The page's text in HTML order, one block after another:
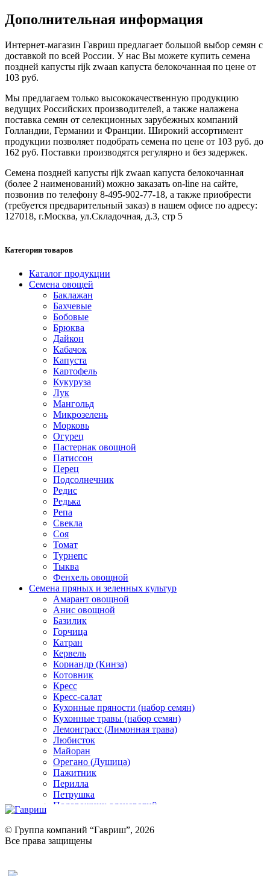
Дополнительная информация
Интернет-магазин Гавриш предлагает большой выбор семян с
доставкой по всей России. У нас Вы можете купить семена
поздней капусты rijk zwaan капуста белокочанная по цене от
103 руб.
Мы предлагаем только высококачественную продукцию
ведущих Российских производителей, а также налажена
поставка семян от селекционных зарубежных компаний
Голландии, Германии и Франции. Широкий ассортимент
продукции позволяет подобрать семена по цене от 103 руб. до
162 руб. Поставки производятся регулярно и без задержек.
Семена поздней капусты rijk zwaan капуста белокочанная
(более 2 наименований) можно заказать on-line на сайте,
позвонив по телефону 8-495-902-77-18, а также приобрести
(требуется предварительный заказ) в нашем офисе по адресу:
127018, г.Москва, ул.Складочная, д.3, стр 5
Категории товаров
Каталог продукции
Семена овощей
Баклажан
Бахчевые
Бобовые
Брюква
Дайкон
Кабачок
Капуста
Картофель
Кукуруза
Лук
Мангольд
Микрозелень
Морковь
Огурец
Пастернак овощной
Патиссон
Перец
Подсолнечник
Редис
Редька
Репа
Свекла
Соя
Томат
Турнепс
Тыква
Фенхель овощной
Семена пряных и зеленных культур
Амарант овощной
Анис овощной
Базилик
Горчица
Катран
Кервель
Кориандр (Кинза)
Котовник
Кресс
Кресс-салат
Кухонные пряности (набор семян)
Кухонные травы (набор семян)
Лемонграсс (Лимонная трава)
Любисток
Майоран
Орегано (Душица)
Пажитник
Перилла
Петрушка
Подорожник оленерогий
Ревень
Рукола
Рута
© Группа компаний “Гавриш”, 2026
Все права защищены